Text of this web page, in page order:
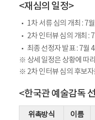
<재심의 일정>
1차 서류 심의 개최 : 7
2차 인터뷰 심의 개최 :
최종 선정자 발표 : 7월
※ 상세 일정은 상황에 따
※ 2차 인터뷰 심의 후보자
<한국관 예술감독
위촉방식 이름